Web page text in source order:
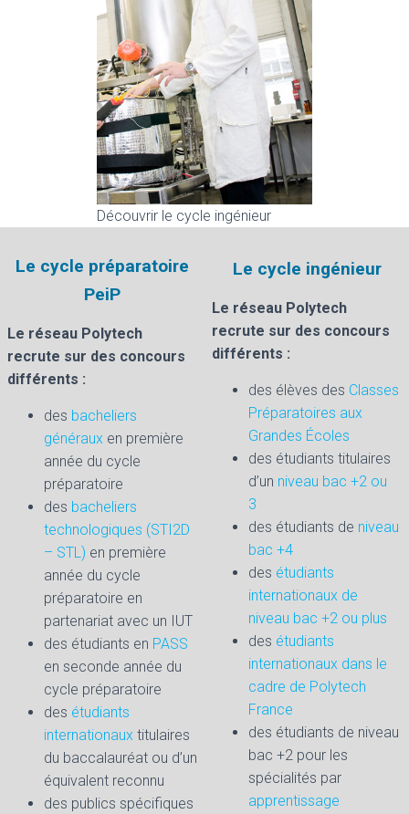
Découvrir le cycle ingénieur
Le cycle préparatoire
PeiP
Le réseau Polytech
recrute sur des concours
différents :
des bacheliers
généraux en première
année du cycle
préparatoire
des bacheliers
technologiques (STI2D
– STL) en première
année du cycle
préparatoire en
partenariat avec un IUT
des étudiants en PASS
en seconde année du
cycle préparatoire
des étudiants
internationaux titulaires
du baccalauréat ou d’un
équivalent reconnu
des publics spécifiques
Le cycle ingénieur
Le réseau Polytech
recrute sur des concours
différents :
des élèves des Classes
Préparatoires aux
Grandes Écoles
des étudiants titulaires
d’un niveau bac +2 ou
3
des étudiants de niveau
bac +4
des étudiants
internationaux de
niveau bac +2 ou plus
des étudiants
internationaux dans le
cadre de Polytech
France
des étudiants de niveau
bac +2 pour les
spécialités par
apprentissage